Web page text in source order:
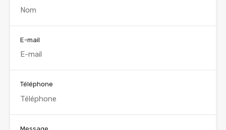
E-mail
Téléphone